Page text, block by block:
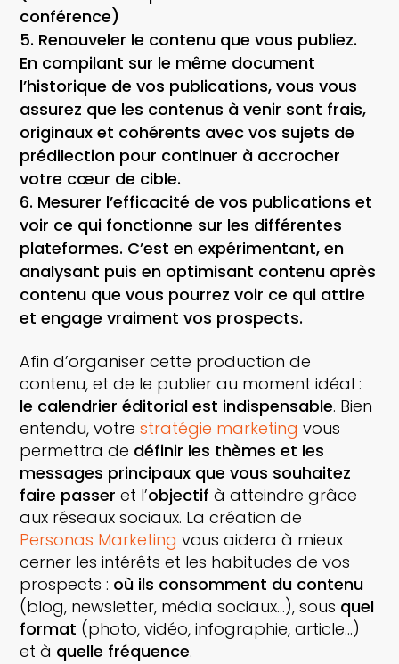
conférence)
Renouveler le contenu que vous publiez.
En compilant sur le même document
l’historique de vos publications, vous vous
assurez que les contenus à venir sont frais,
originaux et cohérents avec vos sujets de
prédilection pour continuer à accrocher
votre cœur de cible.
Mesurer l’efficacité de vos publications et
voir ce qui fonctionne sur les différentes
plateformes. C’est en expérimentant, en
analysant puis en optimisant contenu après
contenu que vous pourrez voir ce qui attire
et engage vraiment vos prospects.
Afin d’organiser cette production de
contenu, et de le publier au moment idéal :
le calendrier éditorial est indispensable. Bien
entendu, votrestratégie marketing vous
permettra de définir les thèmes et les
messages principaux que vous souhaitez
faire passer et l’objectif à atteindre grâce
aux réseaux sociaux. La création de
Personas Marketing vous aidera à mieux
cerner les intérêts et les habitudes de vos
prospects : où ils consomment du contenu
(blog, newsletter, média sociaux…), sous quel
format (photo, vidéo, infographie, article…)
et à quelle fréquence.